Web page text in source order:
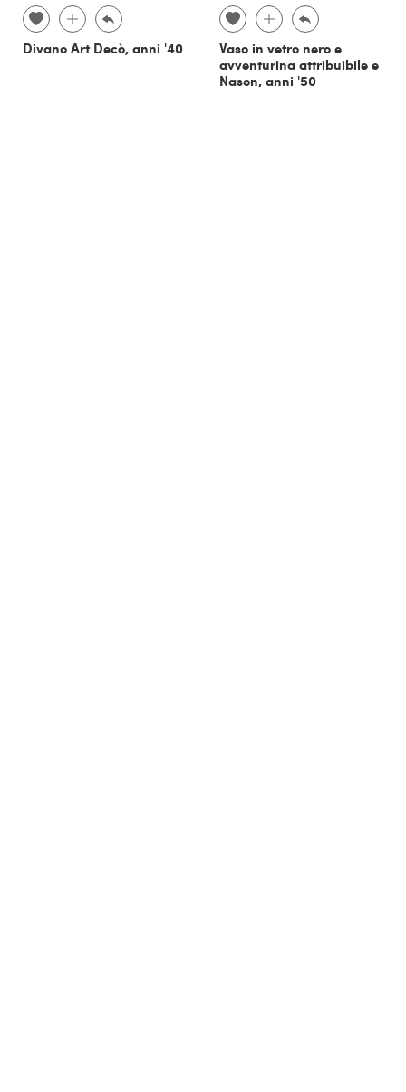
Divano Art Decò, anni '40
Vaso in vetro nero e
avventurina attribuibile e
Nason, anni '50